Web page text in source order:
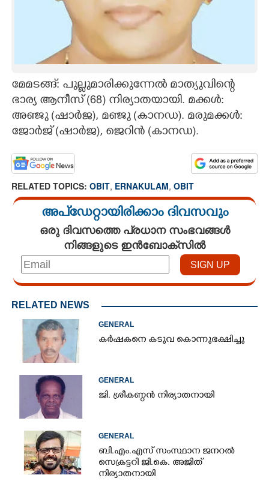
LITERATURE
ZOOM
CONTACT US
മേമടങ്ങ്: പുല്ലുമാരിക്കുന്നേൽ മാത്യുവിന്റെ
ഭാര്യ ആനീസ് (68) നിര്യാതയായി. മക്കൾ:
അഞ്ജു (ഷാർജ), മഞ്ജു (കാനഡ). മരുമക്കൾ:
ജോർജ് (ഷാർജ), ജെറിൻ (കാനഡ).
RELATED TOPICS: OBIT, ERNAKULAM, OBIT
അപ്ഡേറ്റായിരിക്കാം ദിവസവും
ഒരു ദിവസത്തെ പ്രധാന സംഭവങ്ങൾ
നിങ്ങളുടെ ഇൻബോക്സിൽ
RELATED NEWS
GENERAL
കർഷകനെ കടുവ കൊന്നുഭക്ഷിച്ചു
GENERAL
ജി. ശ്രീകണ്ഠൻ നിര്യാതനായി
GENERAL
ബി.എം.എസ് സംസ്ഥാന ജനറൽ
സെക്രട്ടറി ജി.കെ. അജിത്
നിര്യാതനായി